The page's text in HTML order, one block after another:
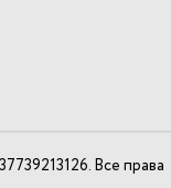
Все права